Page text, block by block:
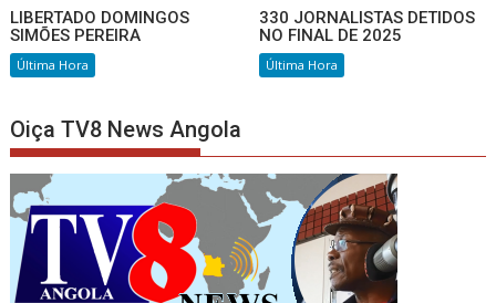
LIBERTADO DOMINGOS
SIMÕES PEREIRA
Última Hora
330 JORNALISTAS DETIDOS
NO FINAL DE 2025
Última Hora
Oiça TV8 News Angola